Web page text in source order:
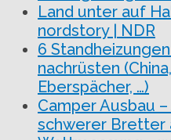
Land unter auf
nordstory | NDR
6
nachrüsten
Eberspächer, …)
Camper Ausbau
schwerer Bretter